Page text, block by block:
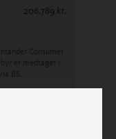
206.789 kr.
Consumer
er medtaget i
BS.